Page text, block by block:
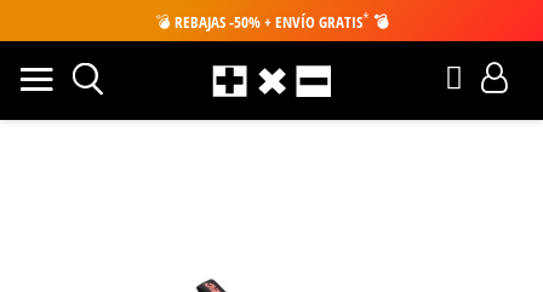
💣 REBAJAS -50% + ENVÍO GRATIS* 💣